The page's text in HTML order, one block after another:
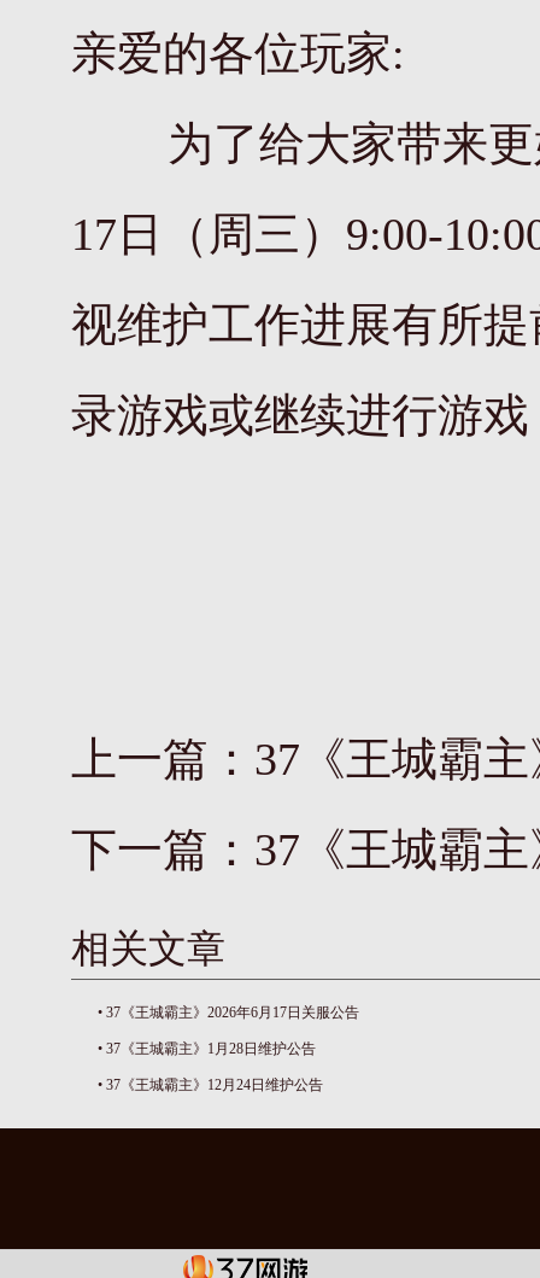
亲爱的各位玩家:
为了给大家带来更
17日（周三）9:00-
视维护工作进展有所
录游戏或继续进行游
上一篇： 37《王城霸
下一篇： 37《王城霸
相关文章
• 37《王城霸主》2026年6月17日关服公告
• 37《王城霸主》1月28日维护公告
• 37《王城霸主》12月24日维护公告